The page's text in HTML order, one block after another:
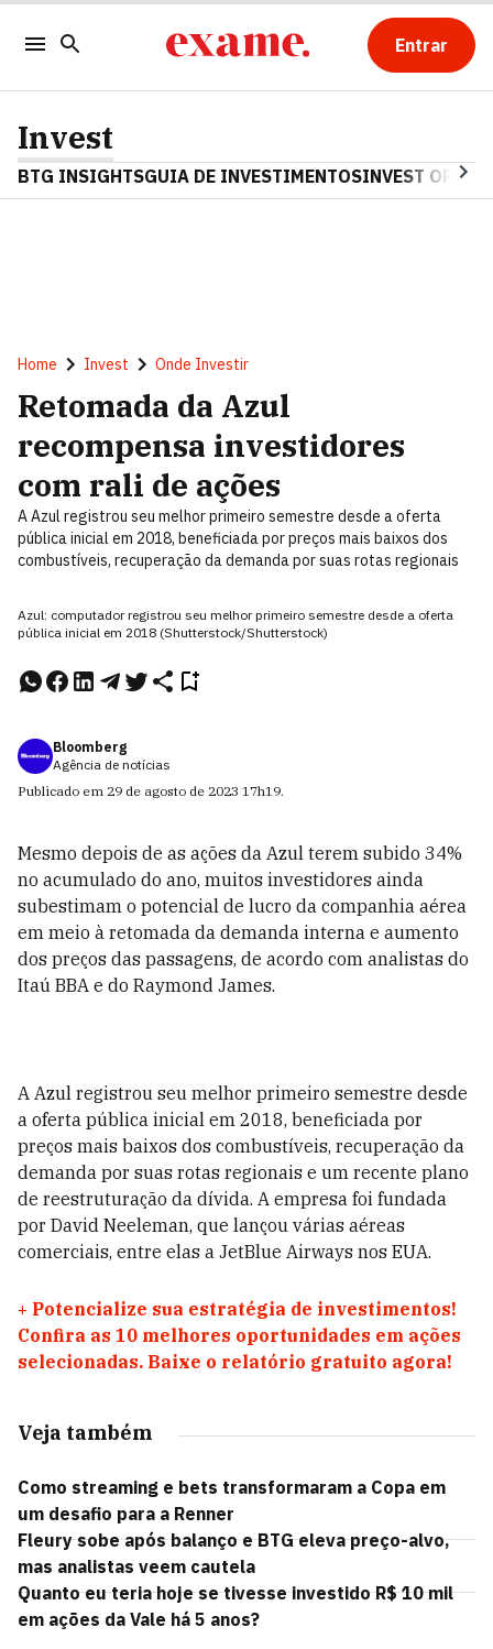
Entrar
Invest
BTG INSIGHTSGUIA DE INVESTIMENTOSINVEST OPINA
Home Invest Onde Investir
Retomada da Azul
recompensa investidores
com rali de ações
A Azul registrou seu melhor primeiro semestre desde a oferta
pública inicial em 2018, beneficiada por preços mais baixos dos
combustíveis, recuperação da demanda por suas rotas regionais
Azul: computador registrou seu melhor primeiro semestre desde a oferta
pública inicial em 2018 (Shutterstock/Shutterstock)
Bloomberg
Agência de notícias
Publicado em 29 de agosto de 2023 17h19.
Mesmo depois de as ações da Azul terem subido 34%
no acumulado do ano, muitos investidores ainda
subestimam o potencial de lucro da companhia aérea
em meio à retomada da demanda interna e aumento
dos preços das passagens, de acordo com analistas do
Itaú BBA e do Raymond James.
A Azul registrou seu melhor primeiro semestre desde
a oferta pública inicial em 2018, beneficiada por
preços mais baixos dos combustíveis, recuperação da
demanda por suas rotas regionais e um recente plano
de reestruturação da dívida. A empresa foi fundada
por David Neeleman, que lançou várias aéreas
comerciais, entre elas a JetBlue Airways nos EUA.
+ Potencialize sua estratégia de investimentos!
Confira as 10 melhores oportunidades em ações
selecionadas. Baixe o relatório gratuito agora!
Veja também
Como streaming e bets transformaram a Copa em
um desafio para a Renner
Fleury sobe após balanço e BTG eleva preço-alvo,
mas analistas veem cautela
Quanto eu teria hoje se tivesse investido R$ 10 mil
em ações da Vale há 5 anos?